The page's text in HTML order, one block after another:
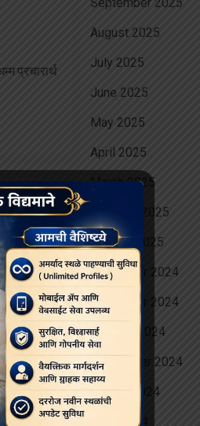
प्रचारार्थ
प्रिन्सेप
August 2025
July 2025
June 2025
May 2025
April 2025
March 2025
February 2025
January 2025
December 2024
November 2024
October 2024
September 2024
August 2024
June 2024